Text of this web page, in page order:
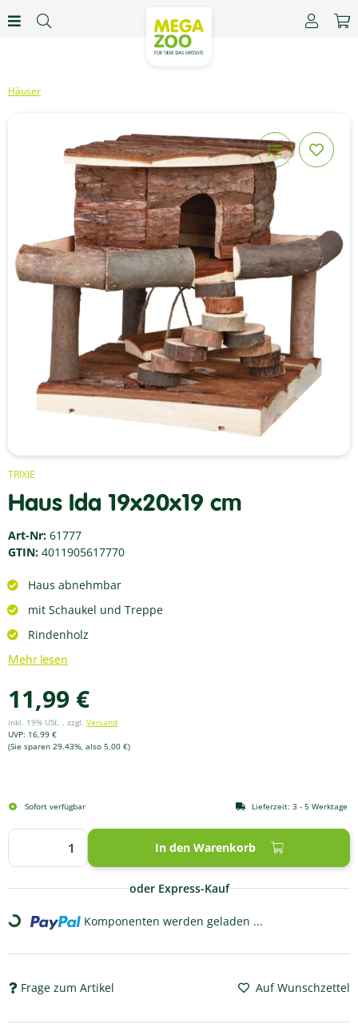
Häuser
TRIXIE
Haus Ida 19x20x19 cm
Art-Nr: 61777
GTIN: 4011905617770
Haus abnehmbar
mit Schaukel und Treppe
Rindenholz
Mehr lesen
11,99 €
inkl. 19% USt. , zzgl. Versand
UVP: 16,99 €
(Sie sparen 29.43%, also 5,00 €)
In den Warenkorb
Sofort verfügbar Lieferzeit: 3 - 5 Werktage
oder Express-Kauf
Loading... Komponenten werden geladen ...
Frage zum Artikel Auf Wunschzettel